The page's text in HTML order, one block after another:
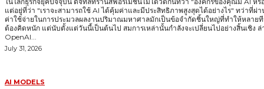
แต่อยู่ที่ว่า "เราจะสามารถใช้ AI ได้คุ้มค่าและมีประสิทธิภาพสูงสุดได้อย่างไร" ทว่าที่ผ่
ค่าใช้จ่ายในการประมวลผลงานปริมาณมหาศาลมักเป็นข้อจำกัดชิ้นใหญ่ที่ทำให้หลาย
ต้องคิดหนัก แต่นับตั้งแต่วันนี้เป็นต้นไป สมการเหล่านั้นกำลังจะเปลี่ยนไปอย่างสิ้นเชิง ล่าสุด
OpenAI...
July 31, 2026
AI MODELS